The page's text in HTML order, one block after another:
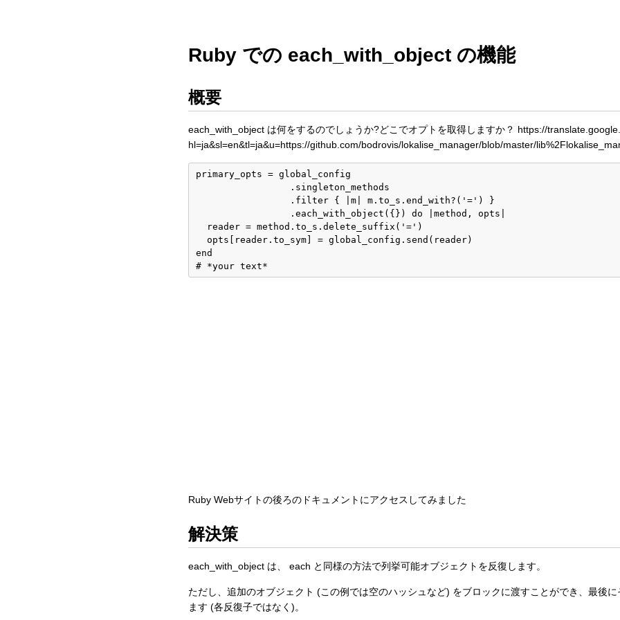
Ruby での each_with_object の機能
概要
each_with_object は何をするのでしょうか?どこでオプトを取得しますか？ https://
hl=ja&sl=en&tl=ja&u=https://github.com/bodrovis/lokalise_manager/blob/master/
primary_opts = global_config
                 .singleton_methods
                 .filter { |m| m.to_s.end_with?('=') }
                 .each_with_object({}) do |method, opts|
  reader = method.to_s.delete_suffix('=')
  opts[reader.to_sym] = global_config.send(reader)
end
Ruby Webサイトの後ろのドキュメントにアクセスしてみました
解決策
each_with_object は、 each と同様の方法で列挙可能オブジェクトを反復します。
ただし、追加のオブジェクト (この例では空のハッシュなど) をブロックに渡すことができ、最後
ます (各反復子ではなく)。